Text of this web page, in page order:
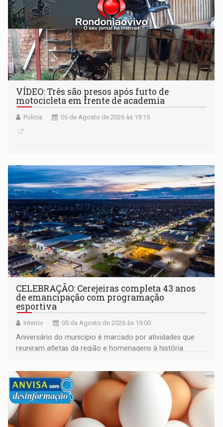
VÍDEO: Três são presos após furto de
motocicleta em frente de academia
Polícia 05 de Agosto de 2026 às 19:15
CELEBRAÇÃO: Cerejeiras completa 43 anos
de emancipação com programação
esportiva
Interior 05 de Agosto de 2026 às 19:00
Aniversário do município é marcado por atividades que
reuniram atletas da região e homenagens à história